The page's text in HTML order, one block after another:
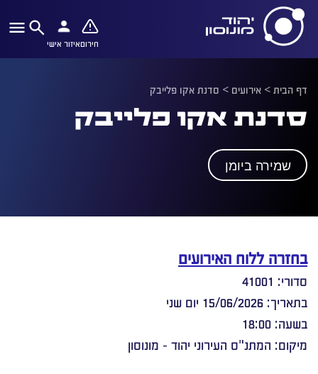
חירוםאיזור אישי
דף הבית> אירועים > סדנת אקו פלייבק
סדנת אקו פלייבק
שמירה ביומן
בחזרה ללוח האירועים
סדורי: 41001
בתאריך: 15/06/2026 יום שני
בשעה: 18:00
מיקום: המתנ"ס העירוני יהוד - מונוסון